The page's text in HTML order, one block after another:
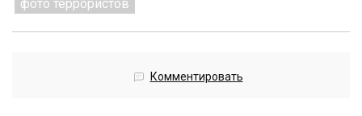
фото террористов
Комментировать